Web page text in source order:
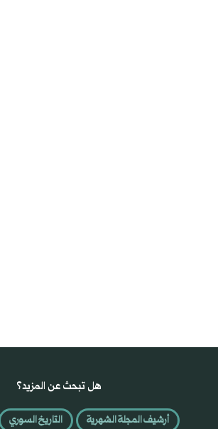
هل تبحث عن المزيد؟
أرشيف المجلة الشهرية التاريخ السوري